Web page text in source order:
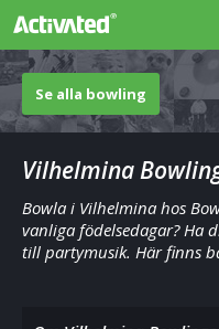
Se alla bowling
Vilhelmina
Bowla i Vilhelmina hos
vanliga födelsedagar? Ha
till partymusik. Här finns